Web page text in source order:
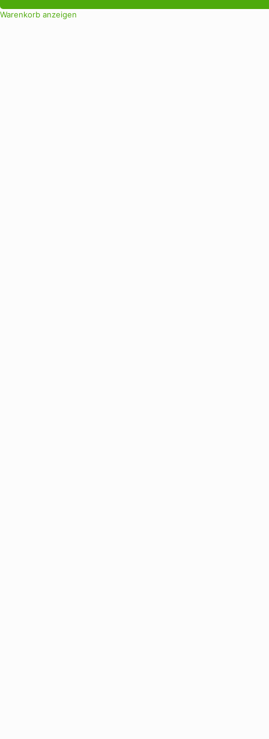
Warenkorb anzeigen